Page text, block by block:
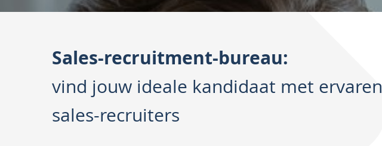
Sales-recruitment-bureau:
vind jouw ideale kandidaat met ervaren
sales-recruiters